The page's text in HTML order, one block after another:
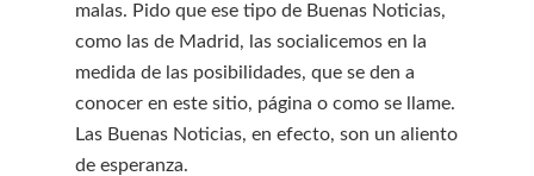
malas. Pido que ese tipo de Buenas Noticias,
como las de Madrid, las socialicemos en la
medida de las posibilidades, que se den a
conocer en este sitio, página o como se llame.
Las Buenas Noticias, en efecto, son un aliento
de esperanza.